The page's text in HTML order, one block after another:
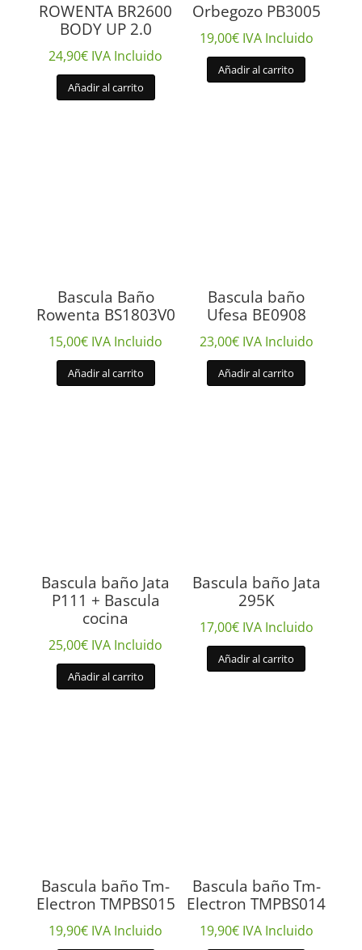
ROWENTA BR2600
BODY UP 2.0
24,90€ IVA Incluido
Añadir al carrito
Orbegozo PB3005
19,00€ IVA Incluido
Añadir al carrito
Bascula Baño
Rowenta BS1803V0
15,00€ IVA Incluido
Añadir al carrito
Bascula baño
Ufesa BE0908
23,00€ IVA Incluido
Añadir al carrito
Bascula baño Jata
P111 + Bascula
cocina
25,00€ IVA Incluido
Añadir al carrito
Bascula baño Jata
295K
17,00€ IVA Incluido
Añadir al carrito
Bascula baño Tm-
Electron TMPBS015
19,90€ IVA Incluido
Bascula baño Tm-
Electron TMPBS014
19,90€ IVA Incluido